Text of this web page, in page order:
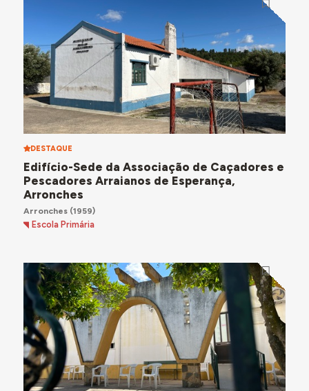
DESTAQUE
Edifício-Sede da Associação de Caçadores e
Pescadores Arraianos de Esperança,
Arronches
Arronches(1959)
Escola Primária